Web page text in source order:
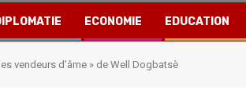
ECONOMIE EDUCATION
vendeurs d’âme » de Well Dogbatsè